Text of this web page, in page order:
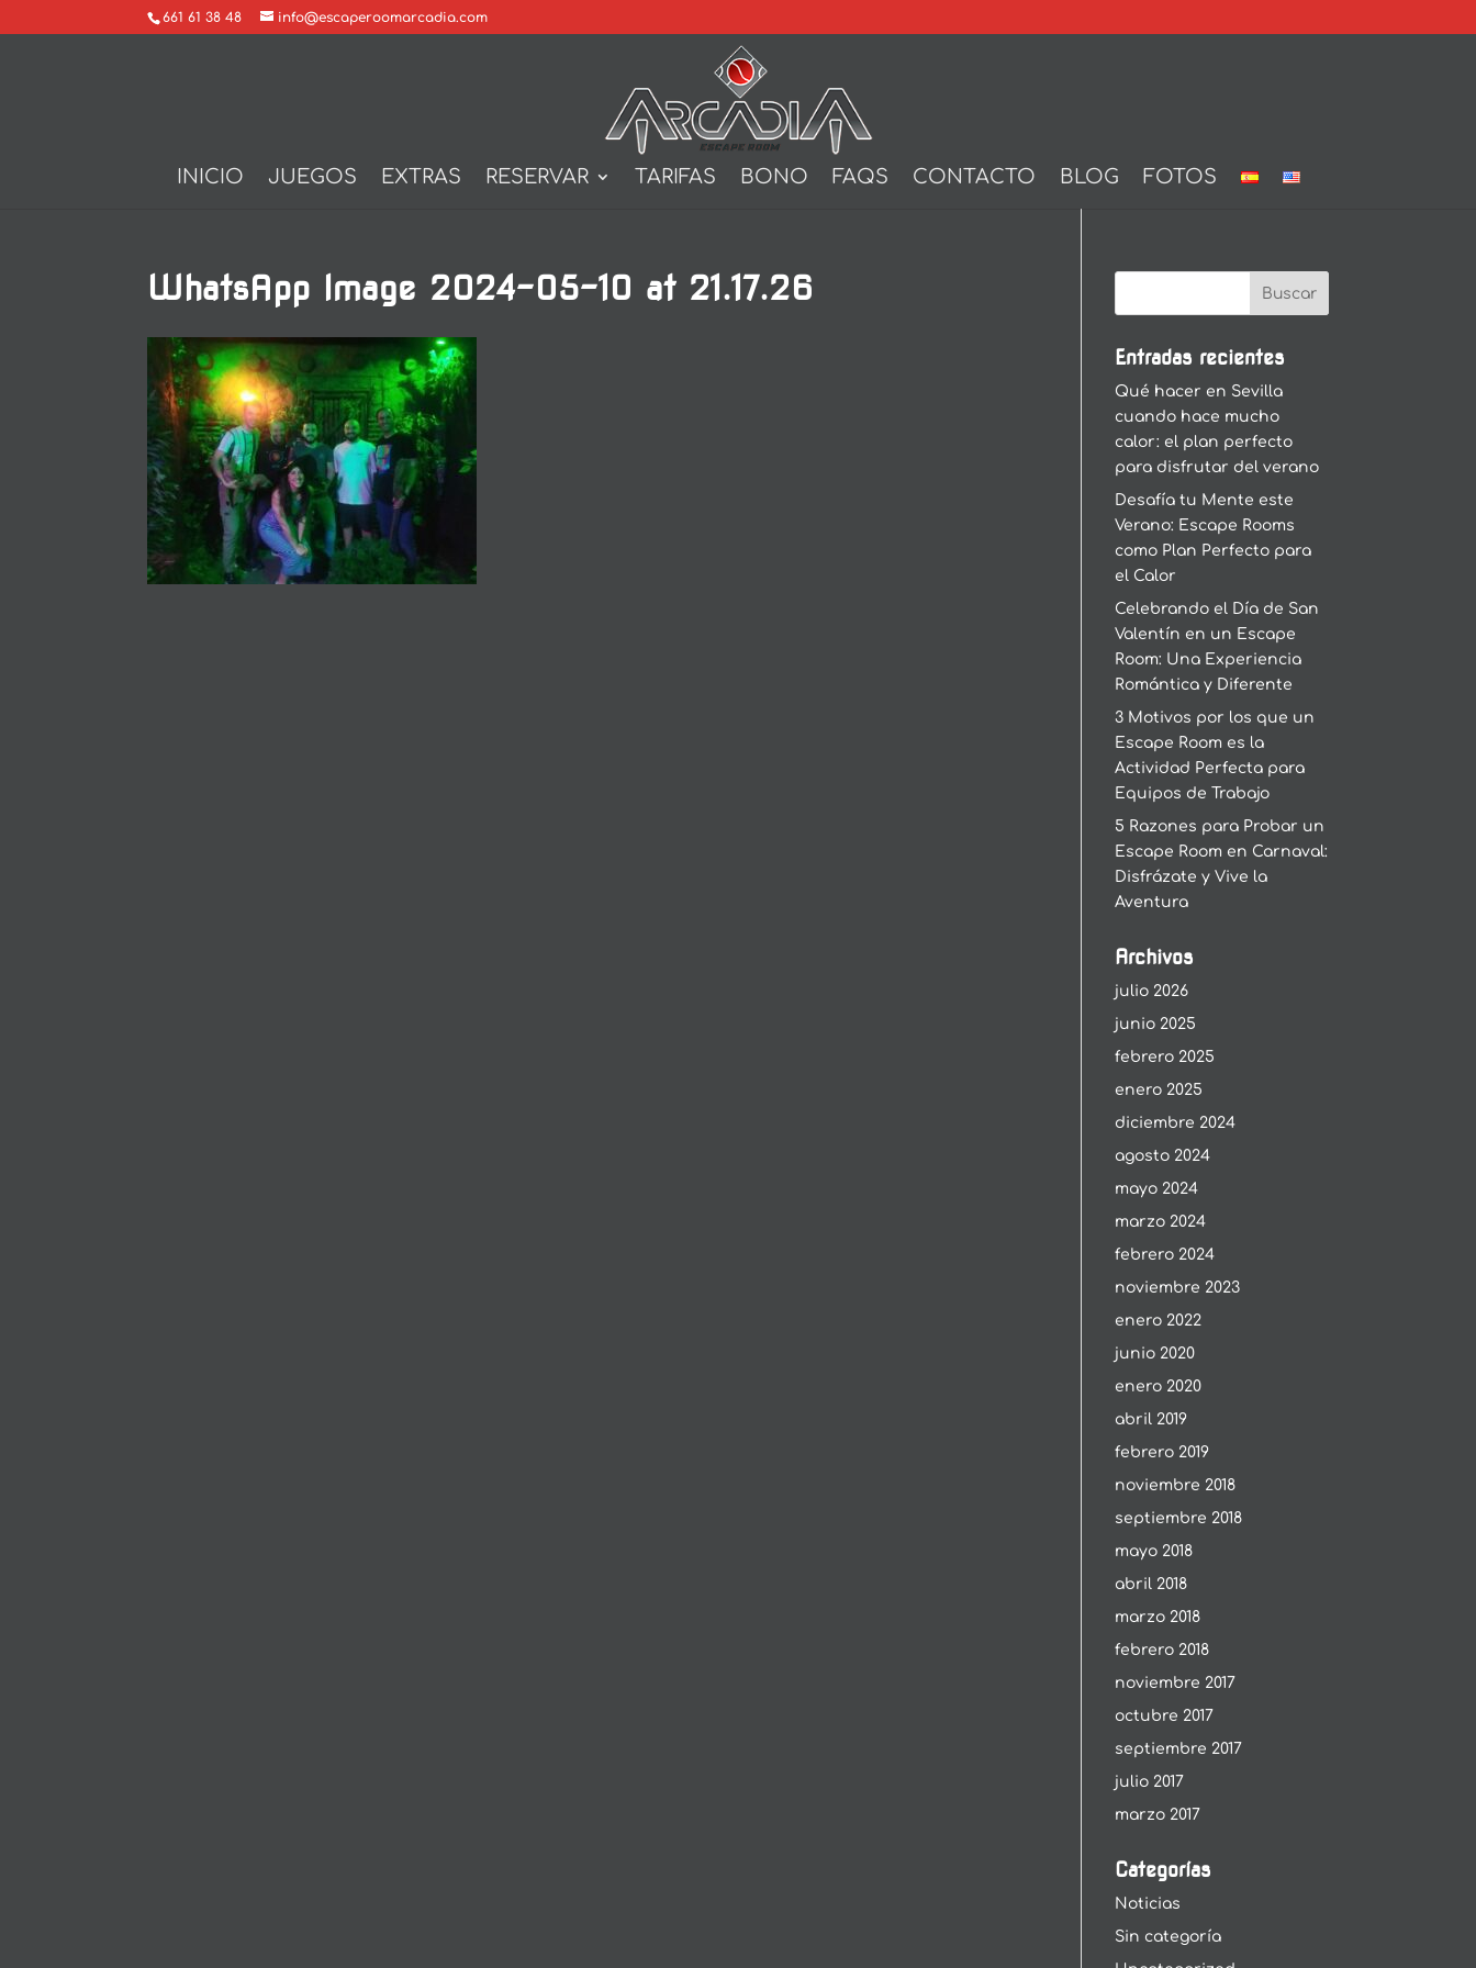
661 61 38 48 info@escaperoomarcadia.com
INICIO JUEGOS EXTRAS RESERVAR TARIFAS BONO FAQS CONTACTO BLOG FOTOS
WhatsApp Image 2024-05-10 at 21.17.26
Entradas recientes
Qué hacer en Sevilla
cuando hace mucho
calor: el plan perfecto
para disfrutar del verano
Desafía tu Mente este
Verano: Escape Rooms
como Plan Perfecto para
el Calor
Celebrando el Día de San
Valentín en un Escape
Room: Una Experiencia
Romántica y Diferente
3 Motivos por los que un
Escape Room es la
Actividad Perfecta para
Equipos de Trabajo
5 Razones para Probar un
Escape Room en Carnaval:
Disfrázate y Vive la
Aventura
Archivos
julio 2026
junio 2025
febrero 2025
enero 2025
diciembre 2024
agosto 2024
mayo 2024
marzo 2024
febrero 2024
noviembre 2023
enero 2022
junio 2020
enero 2020
abril 2019
febrero 2019
noviembre 2018
septiembre 2018
mayo 2018
abril 2018
marzo 2018
febrero 2018
noviembre 2017
octubre 2017
septiembre 2017
julio 2017
marzo 2017
Categorías
Noticias
Sin categoría